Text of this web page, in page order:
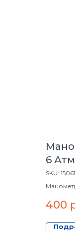
6
SKU:
400